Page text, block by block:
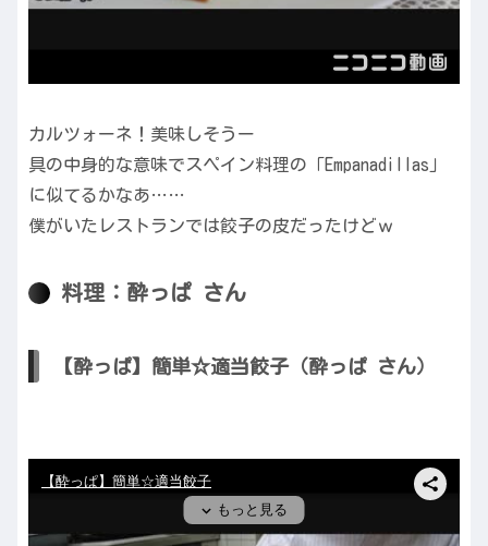
カルツォーネ！美味しそうー
具の中身的な意味でスペイン料理の「Empanadillas」
に似てるかなあ……
僕がいたレストランでは餃子の皮だったけどｗ
料理：酔っぱ さん
【酔っぱ】簡単☆適当餃子（酔っぱ さん）